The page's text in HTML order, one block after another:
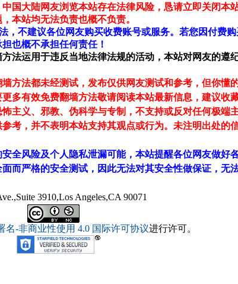
国大陆网友浏览本站存在法律风险，恳请立即关闭本
本站均无法负责也概不负责。
，不建议各位网友购买收费账号或服务。若您因付费
也概不承担任何责任！
法运用于违反当地法律法规的活动，本站对网友的遵
方法都未经测试，发布仅供网友测试和参考，但你
多有效免费翻墙方法敬请阅读本站最新信息，建议收
主义、邪教、伪科学与专制，不支持或反对任何极端
考，并不表明本站支持其观点或行为。未注明出处的
全风险及个人隐私泄漏可能，本站提醒各位网友做好
而严格的安全测试，因此无法对其安全性做保证，无
3910,Los Angeles,CA 90071
名-非商业性使用 4.0 国际许可协议进行许可。